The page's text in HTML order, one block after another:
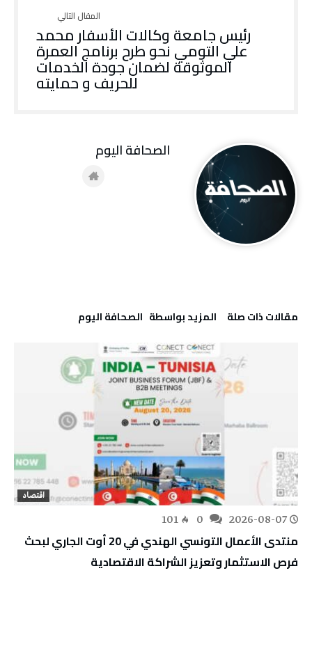
رئيس جامعة وكالات الأسفار محمد
علي التومي نحو طرح برنامج العمرة
الموثوقة لضمان جودة الخدمات
للحريف و حمايته
‫مقالات ذات صلة‬ ‫‫المزيد بواسطة‬ ‬ ‭ ‬الصحافة‭ ‬اليوم
اقتصاد
2026-08-07
101
منتدى الأعمال التونسي الهندي في 20 أوت الجاري لبحث
فرص الاستثمار وتعزيز الشراكة الاقتصادية